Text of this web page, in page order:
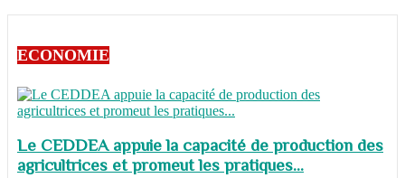
ECONOMIE
Le CEDDEA appuie la capacité de production des
agricultrices et promeut les pratiques...